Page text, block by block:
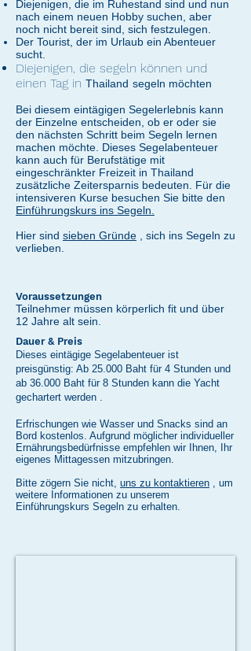
Diejenigen, die im Ruhestand sind und nun
nach einem neuen Hobby suchen, aber
noch nicht bereit sind, sich festzulegen.
Der Tourist, der im Urlaub ein Abenteuer
sucht.
Diejenigen, die segeln können und
einen Tag in Thailand segeln möchten
Bei diesem eintägigen Segelerlebnis kann
der Einzelne entscheiden, ob er oder sie
den nächsten Schritt beim Segeln lernen
machen möchte. Dieses Segelabenteuer
kann auch für Berufstätige mit
eingeschränkter Freizeit in Thailand
zusätzliche Zeitersparnis bedeuten. Für die
intensiveren Kurse besuchen Sie bitte den
Einführungskurs ins Segeln.
Hier sind sieben Gründe , sich ins Segeln zu
verlieben.
Voraussetzungen
Teilnehmer müssen körperlich fit und über
12 Jahre alt sein.
Dauer & Preis
Dieses eintägige Segelabenteuer ist
preisgünstig: Ab 25.000 Baht für 4 Stunden und
ab 36.000 Baht für 8 Stunden kann die Yacht
gechartert werden .
Erfrischungen wie Wasser und Snacks sind an
Bord kostenlos. Aufgrund möglicher individueller
Ernährungsbedürfnisse empfehlen wir Ihnen, Ihr
eigenes Mittagessen mitzubringen.
Bitte zögern Sie nicht, uns zu kontaktieren , um
weitere Informationen zu unserem
Einführungskurs Segeln zu erhalten.